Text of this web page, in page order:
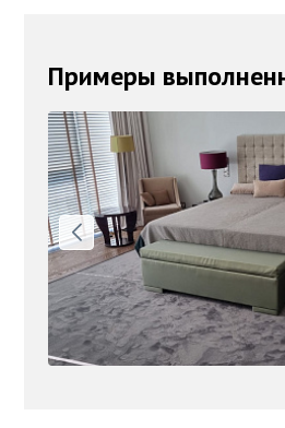
Примеры